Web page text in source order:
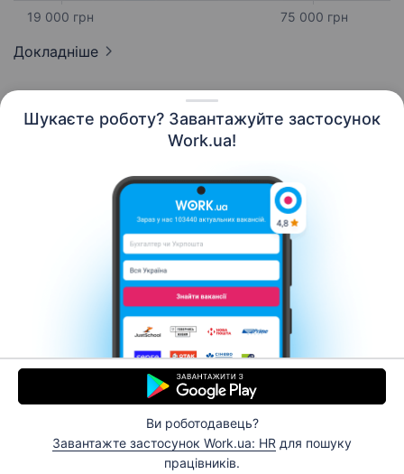
Шукаєте роботу? Завантажуйте застосунок
Work.ua!
Ви роботодавець?
Завантажте застосунок Work.ua: HR для пошуку
працівників.
19 000 грн 75 000 грн
Докладніше
Контакти Про нас
Кар’єра
Допомога Умови використання
© 2006–2026 Work.ua. Сервіс пошуку роботи №1 в